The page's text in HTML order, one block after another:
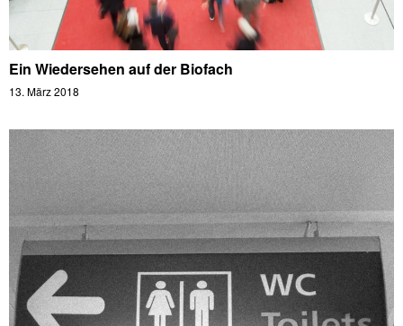
Ein Wiedersehen auf der Biofach
13. März 2018